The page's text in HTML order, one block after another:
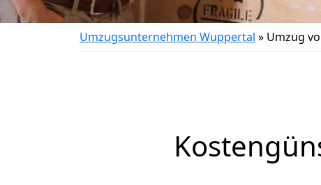
Umzugsunternehmen Wuppertal » Umzug